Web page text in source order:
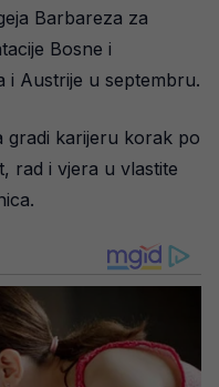
Barbareza za
Bosne i
i Austrije u septembru.
gradi karijeru korak po
rad i vjera u vlastite